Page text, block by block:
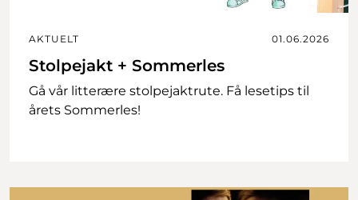
AKTUELT 01.06.2026
Stolpejakt + Sommerles
Gå vår litterære stolpejaktrute. Få lesetips til
årets Sommerles!